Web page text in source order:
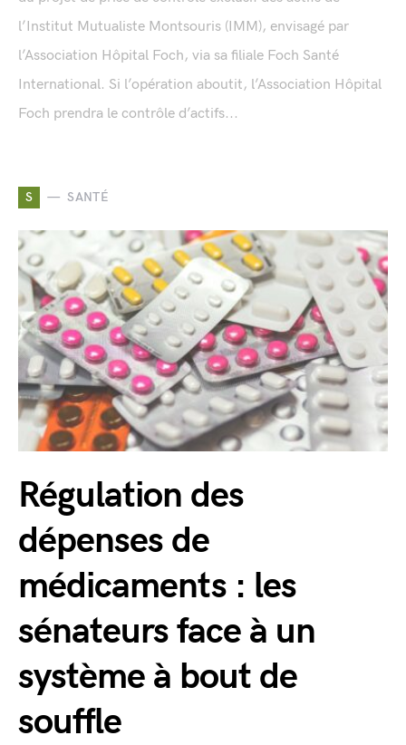
l’Institut Mutualiste Montsouris (IMM), envisagé par
l’Association Hôpital Foch, via sa filiale Foch Santé
International. Si l’opération aboutit, l’Association Hôpital
Foch prendra le contrôle d’actifs...
S SANTÉ
Régulation des
dépenses de
médicaments : les
sénateurs face à un
système à bout de
souffle